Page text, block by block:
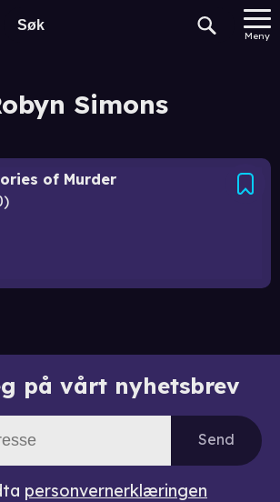
Meny
Simons
of Murder
på vårt nyhetsbrev
Send
personvernerklæringen